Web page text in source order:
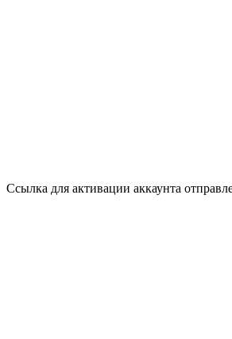
Ссылка для активации аккаунта